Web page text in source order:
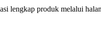
lengkap produk melalui